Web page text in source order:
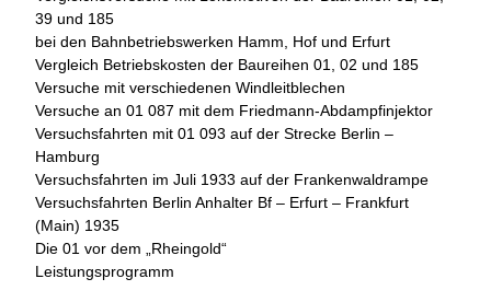
39 und 185
bei den Bahnbetriebswerken Hamm, Hof und Erfurt
Vergleich Betriebskosten der Baureihen 01, 02 und 185
Versuche mit verschiedenen Windleitblechen
Versuche an 01 087 mit dem Friedmann-Abdampfinjektor
Versuchsfahrten mit 01 093 auf der Strecke Berlin –
Hamburg
Versuchsfahrten im Juli 1933 auf der Franken­waldrampe
Versuchsfahrten Berlin Anhalter Bf – Erfurt – Frankfurt
(Main) 1935
Die 01 vor dem „Rheingold“
Leistungsprogramm